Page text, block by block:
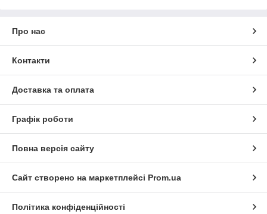
Про нас
Контакти
Доставка та оплата
Графік роботи
Повна версія сайту
Сайт створено на маркетплейсі Prom.ua
Політика конфіденційності